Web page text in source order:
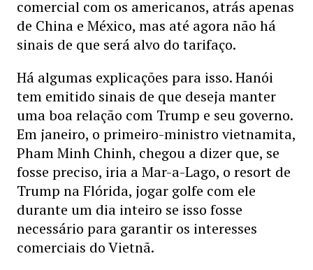
comercial com os americanos, atrás apenas
de China e México, mas até agora não há
sinais de que será alvo do tarifaço.
Há algumas explicações para isso. Hanói
tem emitido sinais de que deseja manter
uma boa relação com Trump e seu governo.
Em janeiro, o primeiro-ministro vietnamita,
Pham Minh Chinh, chegou a dizer que, se
fosse preciso, iria a Mar-a-Lago, o resort de
Trump na Flórida, jogar golfe com ele
durante um dia inteiro se isso fosse
necessário para garantir os interesses
comerciais do Vietnã.